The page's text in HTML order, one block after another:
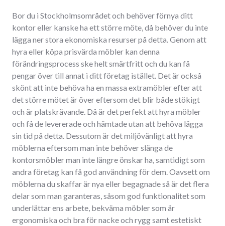
Bor du i Stockholmsområdet och behöver förnya ditt
kontor eller kanske ha ett större möte, då behöver du inte
lägga ner stora ekonomiska resurser på detta. Genom att
hyra eller köpa prisvärda möbler kan denna
förändringsprocess ske helt smärtfritt och du kan få
pengar över till annat i ditt företag istället. Det är också
skönt att inte behöva ha en massa extramöbler efter att
det större mötet är över eftersom det blir både stökigt
och är platskrävande. Då är det perfekt att hyra möbler
och få de levererade och hämtade utan att behöva lägga
sin tid på detta. Dessutom är det miljövänligt att hyra
möblerna eftersom man inte behöver slänga de
kontorsmöbler man inte längre önskar ha, samtidigt som
andra företag kan få god användning för dem. Oavsett om
möblerna du skaffar är nya eller begagnade så är det flera
delar som man garanteras, såsom god funktionalitet som
underlättar ens arbete, bekväma möbler som är
ergonomiska och bra för nacke och rygg samt estetiskt